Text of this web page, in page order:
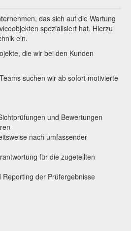
das sich auf die Wartung
spezialisiert hat. Hierzu
ein.
die wir bei den Kunden
suchen wir ab sofort motivierte
und Bewertungen
nach umfassender
für die zugeteilten
Reporting der Prüfergebnisse